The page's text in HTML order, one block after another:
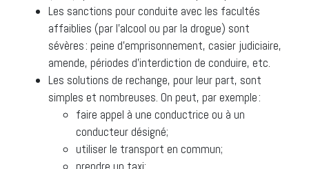
Les sanctions pour conduite avec les facultés
affaiblies (par l’alcool ou par la drogue) sont
sévères : peine d’emprisonnement, casier judiciaire,
amende, périodes d’interdiction de conduire, etc.
Les solutions de rechange, pour leur part, sont
simples et nombreuses. On peut, par exemple :
faire appel à une conductrice ou à un
conducteur désigné;
utiliser le transport en commun;
prendre un taxi;